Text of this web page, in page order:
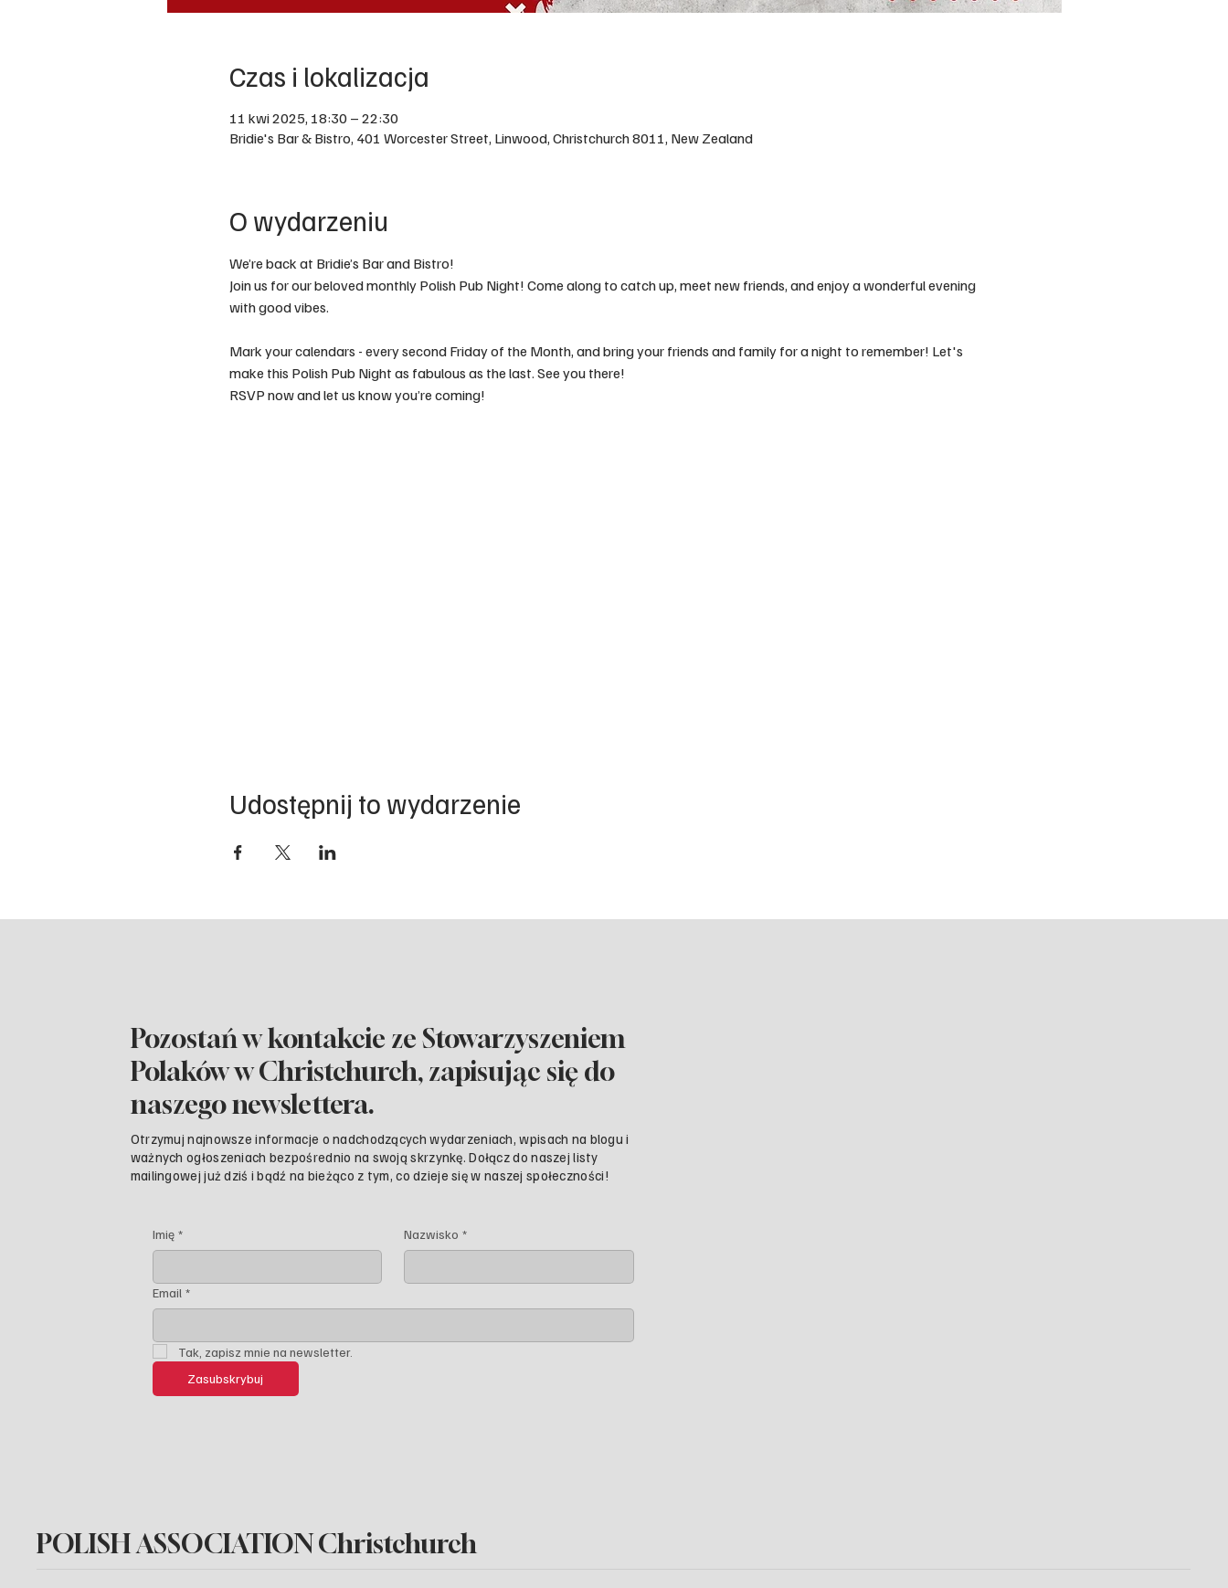
Czas i lokalizacja
11 kwi 2025, 18:30 – 22:30
Bridie's Bar & Bistro, 401 Worcester Street, Linwood, Christchurch 8011, New Zealand
O wydarzeniu
We’re back at Bridie’s Bar and Bistro!
Join us for our beloved monthly Polish Pub Night! Come along to catch up, meet new friends, and enjoy a wonderful evening
with good vibes.
Mark your calendars - every second Friday of the Month, and bring your friends and family for a night to remember! Let's
make this Polish Pub Night as fabulous as the last. See you there!
RSVP now and let us know you’re coming!
Udostępnij to wydarzenie
Pozostań w kontakcie ze Stowarzyszeniem
Polaków w Christchurch, zapisując się do
naszego newslettera.
Otrzymuj najnowsze informacje o nadchodzących wydarzeniach, wpisach na blogu i
ważnych ogłoszeniach bezpośrednio na swoją skrzynkę. Dołącz do naszej listy
mailingowej już dziś i bądź na bieżąco z tym, co dzieje się w naszej społeczności!
Imię * Nazwisko *
Email *
Tak, zapisz mnie na newsletter.
Zasubskrybuj
POLISH ASSOCIATION Christchurch